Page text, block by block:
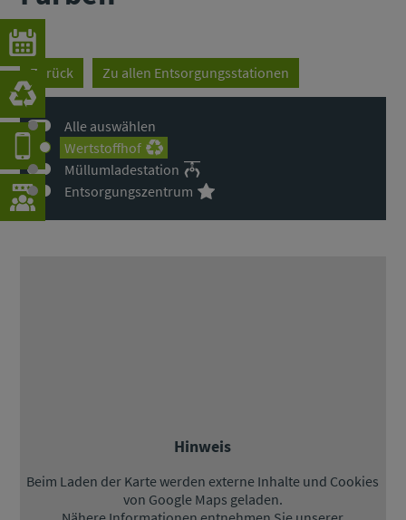
Zurück Zu allen Entsorgungsstationen
Alle auswählen
Wertstoffhof
Müllumladestation
Entsorgungszentrum
Hinweis
Beim Laden der Karte werden externe Inhalte und Cookies
von Google Maps geladen.